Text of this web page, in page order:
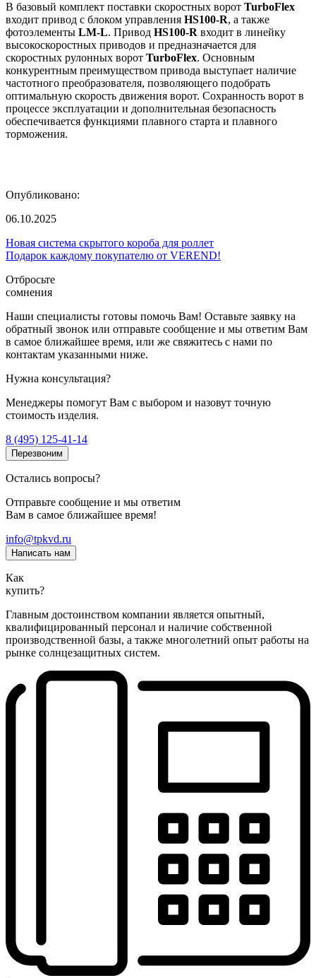
В базовый комплект поставки скоростных ворот TurboFlex
входит привод с блоком управления HS100-R, а также
фотоэлементы LM-L. Привод HS100-R входит в линейку
высокоскоростных приводов и предназначается для
скоростных рулонных ворот TurboFlex. Основным
конкурентным преимуществом привода выступает наличие
частотного преобразователя, позволяющего подобрать
оптимальную скорость движения ворот. Сохранность ворот в
процессе эксплуатации и дополнительная безопасность
обеспечивается функциями плавного старта и плавного
торможения.
Опубликовано:
06.10.2025
Новая система скрытого короба для роллет
Подарок каждому покупателю от VEREND!
Отбросьте
сомнения
Наши специалисты готовы помочь Вам! Оставьте заявку на
обратный звонок или отправьте сообщение и мы ответим Вам
в самое ближайшее время, или же свяжитесь с нами по
контактам указанными ниже.
Нужна консультация?
Менеджеры помогут Вам с выбором и назовут точную
стоимость изделия.
8 (495) 125-41-14
Перезвоним
Остались вопросы?
Отправьте сообщение и мы ответим
Вам в самое ближайшее время!
info@tpkvd.ru
Написать нам
Как
купить?
Главным достоинством компании является опытный,
квалифицированный персонал и наличие собственной
производственной базы, а также многолетний опыт работы на
рынке солнцезащитных систем.